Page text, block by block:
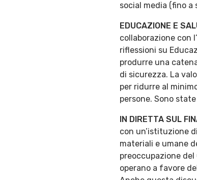
social media (fino
EDUCAZIONE E
collaborazione con
riflessioni su
produrre una
di sicurezza. La
per ridurre al
persone. Sono
IN DIRETTA SUL
con un’istituzione
materiali e umane
preoccupazione
operano a favore